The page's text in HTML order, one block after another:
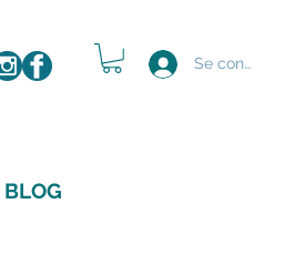
Se connecter
BLOG